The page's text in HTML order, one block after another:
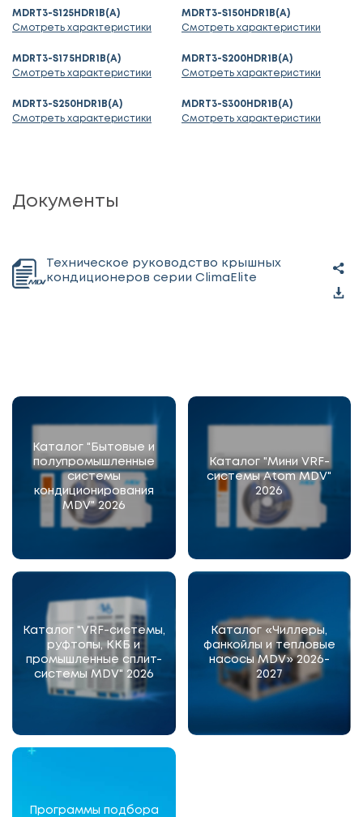
MDRT3-S125HDR1B(A)
Смотреть характеристики
MDRT3-S150HDR1B(A)
Смотреть характеристики
MDRT3-S175HDR1B(A)
Смотреть характеристики
MDRT3-S200HDR1B(A)
Смотреть характеристики
MDRT3-S250HDR1B(A)
Смотреть характеристики
MDRT3-S300HDR1B(A)
Смотреть характеристики
Документы
Техническое руководство крышных
кондиционеров серии ClimaElite
Каталог "Бытовые и
полупромышленные
системы
кондиционирования
MDV" 2026
Каталог "Мини VRF-
системы Atom MDV"
2026
Каталог "VRF-системы,
руфтопы, ККБ и
промышленные сплит-
системы MDV" 2026
Каталог «Чиллеры,
фанкойлы и тепловые
насосы MDV» 2026-
2027
Программы подбора